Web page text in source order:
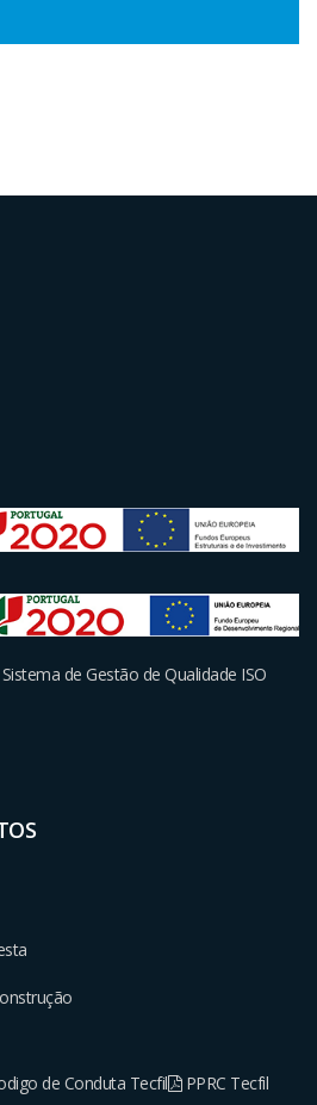
de Gestão de Qualidade ISO
de Conduta Tecfil PPRC Tecfil